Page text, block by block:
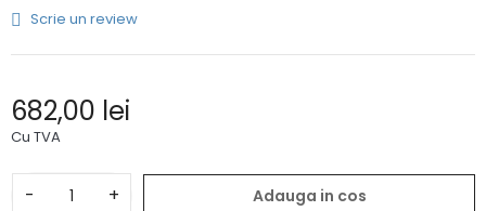
Scrie un review
682,00 lei
Cu TVA
- + Adauga in cos